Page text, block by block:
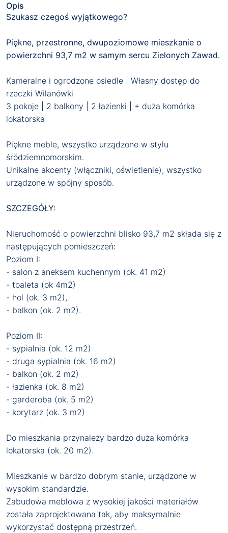
Opis
Szukasz czegoś wyjątkowego?
Piękne, przestronne, dwupoziomowe mieszkanie o
powierzchni 93,7 m2 w samym sercu Zielonych Zawad.
Kameralne i ogrodzone osiedle | Własny dostęp do
rzeczki Wilanówki
3 pokoje | 2 balkony | 2 łazienki | + duża komórka
lokatorska
Piękne meble, wszystko urządzone w stylu
śródziemnomorskim.
Unikalne akcenty (włączniki, oświetlenie), wszystko
urządzone w spójny sposób.
SZCZEGÓŁY:
Nieruchomość o powierzchni blisko 93,7 m2 składa się z
następujących pomieszczeń:
Poziom I:
- salon z aneksem kuchennym (ok. 41 m2)
- toaleta (ok 4m2)
- hol (ok. 3 m2),
- balkon (ok. 2 m2).
Poziom II:
- sypialnia (ok. 12 m2)
- druga sypialnia (ok. 16 m2)
- balkon (ok. 2 m2)
- łazienka (ok. 8 m2)
- garderoba (ok. 5 m2)
- korytarz (ok. 3 m2)
Do mieszkania przynależy bardzo duża komórka
lokatorska (ok. 20 m2).
Mieszkanie w bardzo dobrym stanie, urządzone w
wysokim standardzie.
Zabudowa meblowa z wysokiej jakości materiałów
została zaprojektowana tak, aby maksymalnie
wykorzystać dostępną przestrzeń.